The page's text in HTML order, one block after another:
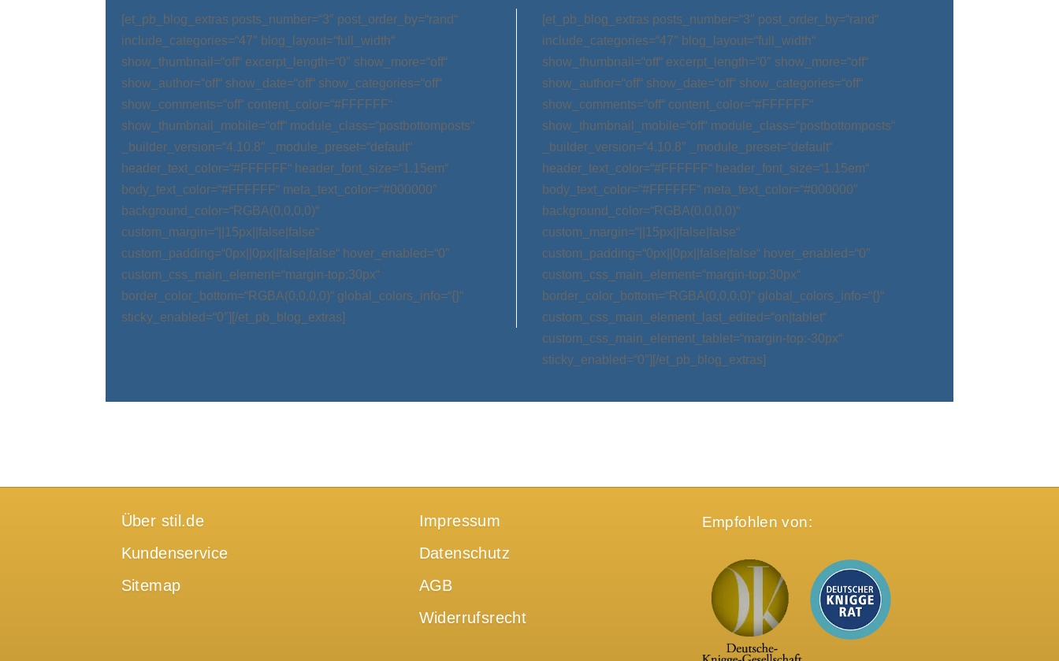
[et_pb_blog_extras posts_number=“3″ post_order_by=“rand“
include_categories=“47″ blog_layout=“full_width“
show_thumbnail=“off“ excerpt_length=“0″ show_more=“off“
show_author=“off“ show_date=“off“ show_categories=“off“
show_comments=“off“ content_color=“#FFFFFF“
show_thumbnail_mobile=“off“ module_class=“postbottomposts“
_builder_version=“4.10.8″ _module_preset=“default“
header_text_color=“#FFFFFF“ header_font_size=“1.15em“
body_text_color=“#FFFFFF“ meta_text_color=“#000000″
background_color=“RGBA(0,0,0,0)“
custom_margin=“||15px||false|false“
custom_padding=“0px||0px||false|false“ hover_enabled=“0″
custom_css_main_element=“margin-top:30px“
border_color_bottom=“RGBA(0,0,0,0)“ global_colors_info=“{}“
sticky_enabled=“0″][/et_pb_blog_extras]
[et_pb_blog_extras posts_number=“3″ post_order_by=“rand“
include_categories=“47″ blog_layout=“full_width“
show_thumbnail=“off“ excerpt_length=“0″ show_more=“off“
show_author=“off“ show_date=“off“ show_categories=“off“
show_comments=“off“ content_color=“#FFFFFF“
show_thumbnail_mobile=“off“ module_class=“postbottomposts“
_builder_version=“4.10.8″ _module_preset=“default“
header_text_color=“#FFFFFF“ header_font_size=“1.15em“
body_text_color=“#FFFFFF“ meta_text_color=“#000000″
background_color=“RGBA(0,0,0,0)“
custom_margin=“||15px||false|false“
custom_padding=“0px||0px||false|false“ hover_enabled=“0″
custom_css_main_element=“margin-top:30px“
border_color_bottom=“RGBA(0,0,0,0)“ global_colors_info=“{}“
custom_css_main_element_last_edited=“on|tablet“
custom_css_main_element_tablet=“margin-top:-30px“
sticky_enabled=“0″][/et_pb_blog_extras]
Über stil.de
Kundenservice
Sitemap
Impressum
Datenschutz
AGB
Widerrufsrecht
Empfohlen von: